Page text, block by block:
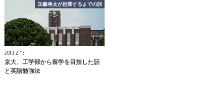
加藤将太が起業するまでの話
2013.2.13
京大、工学部から留学を目指した話
と英語勉強法